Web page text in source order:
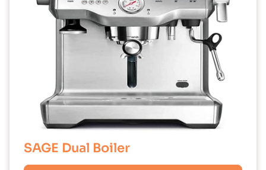
SAGE Dual Boiler